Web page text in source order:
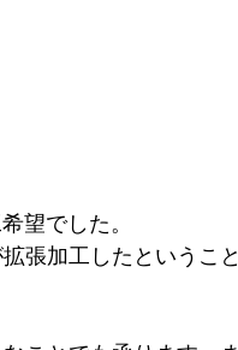
望でした。
張加工したというこ